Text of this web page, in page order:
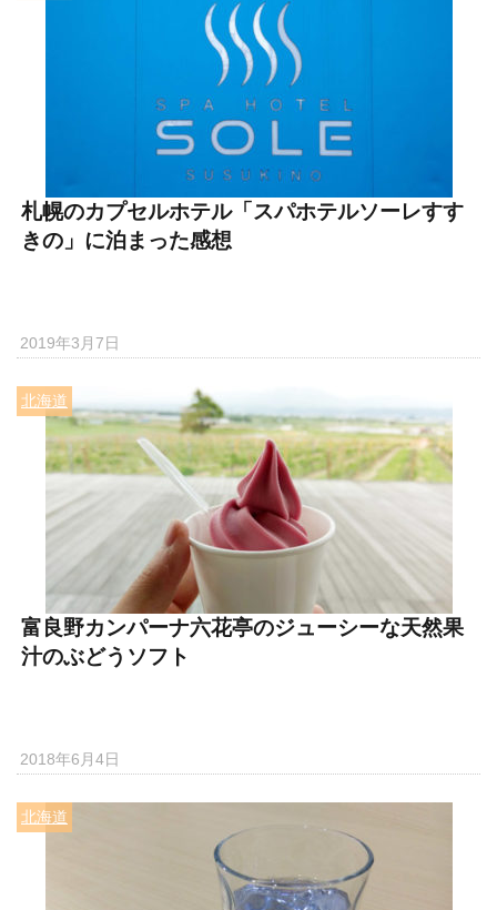
札幌のカプセルホテル「スパホテルソーレすす
きの」に泊まった感想
2019年3月7日
北海道
富良野カンパーナ六花亭のジューシーな天然果
汁のぶどうソフト
2018年6月4日
北海道